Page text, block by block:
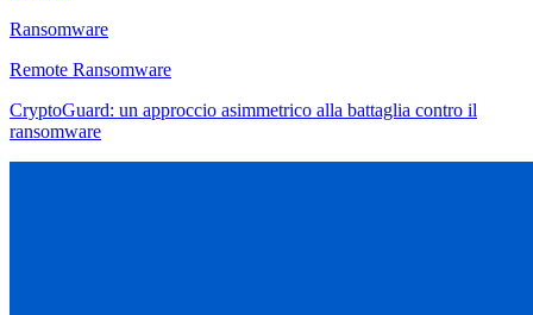
Ransomware
Remote Ransomware
CryptoGuard: un approccio asimmetrico alla battaglia contro il
ransomware